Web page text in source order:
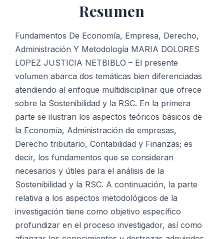
Metodología
cantidad
Resumen
Fundamentos De Economía, Empresa, Derecho,
Administración Y Metodología MARIA DOLORES
LOPEZ JUSTICIA NETBIBLO – El presente
volumen abarca dos temáticas bien diferenciadas
atendiendo al enfoque multidisciplinar que ofrece
sobre la Sostenibilidad y la RSC. En la primera
parte se ilustran los aspectos teóricos básicos de
la Economía, Administración de empresas,
Derecho tributario, Contabilidad y Finanzas; es
decir, los fundamentos que se consideran
necesarios y útiles para el análisis de la
Sostenibilidad y la RSC. A continuación, la parte
relativa a los aspectos metodológicos de la
investigación tiene como objetivo específico
profundizar en el proceso investigador, así como